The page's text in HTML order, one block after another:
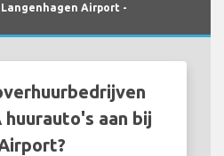
Airport -
huurauto's aan bij